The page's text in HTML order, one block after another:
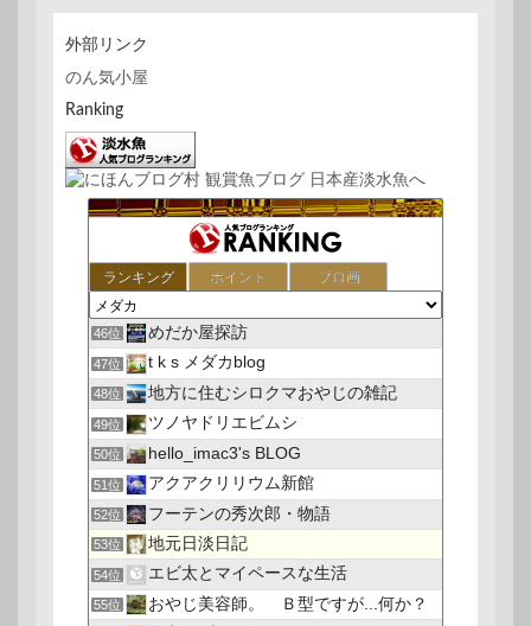
外部リンク
のん気小屋
Ranking
ランキング ポイント ブロ画
46位 めだか屋探訪
47位 t k s メダカblog
48位 地方に住むシロクマおやじの雑記
49位 ツノヤドリエビムシ
50位 hello_imac3's BLOG
51位 アクアクリリウム新館
52位 フーテンの秀次郎・物語
53位 地元日淡日記
54位 エビ太とマイペースな生活
55位 おやじ美容師。 Ｂ型ですが...何か？